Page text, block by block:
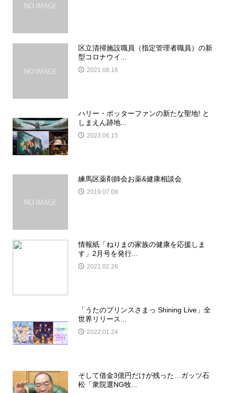
区立清掃施設職員（指定管理者職員）の新
型コロナウイ...
2021.08.16
ハリー・ポッターファンの新たな聖地! と
しまえん跡地...
2023.06.15
練馬区薬剤師会お薬&健康相談会
2019.07.08
情報紙「ねりまの家族の健康を応援しま
す」2月号を発行...
2021.02.26
「うたのプリンスさまっ Shining Live」全
世界リリース...
2022.01.24
そして借金3億円だけが残った…ガッツ石
松「衆院選NG牧...